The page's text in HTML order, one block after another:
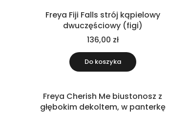
Freya Fiji Falls strój kąpielowy
dwuczęściowy (figi)
136,00 zł
Do koszyka
Freya Cherish Me biustonosz z
głębokim dekoltem, w panterkę